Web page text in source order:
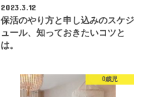
2023.3.12
保活のやり方と申し込みのスケジ
ュール、知っておきたいコツと
は。
0歳児